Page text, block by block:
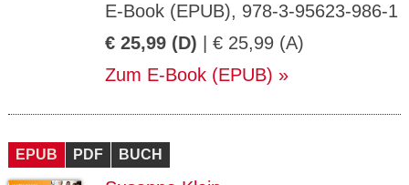
E-Book (EPUB), 978-3-95623-986-1
€ 25,99 (D) | € 25,99 (A)
Zum E-Book (EPUB)
EPUB PDF BUCH